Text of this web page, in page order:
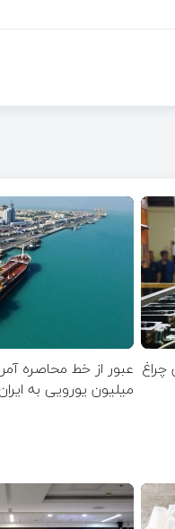
چراغ عبور از خط محاصره
میلیون یورویی به